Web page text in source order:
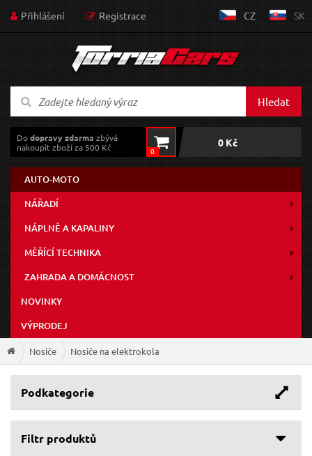
Přihlášení Registrace CZ SK
Hledat
Dodopravy zdarma zbývá
nakoupit zboží za 500 Kč
0
0 Kč
AUTO-MOTO
NÁŘADÍ
NÁPLNĚ A KAPALINY
MĚŘÍCÍ TECHNIKA
ZAHRADA A DOMÁCNOST
NOVINKY
VÝPRODEJ
Nosiče Nosiče na elektrokola
Podkategorie
Filtr produktů